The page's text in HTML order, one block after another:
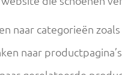
naar categorieën zoals
naar